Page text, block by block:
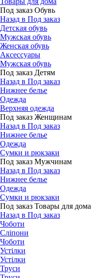
Под заказ Обувь
Назад в Под заказ
Детская обувь
Мужская обувь
Женская обувь
Аксессуары
Мужская обувь
Под заказ Детям
Назад в Под заказ
Нижнее белье
Одежда
Верхняя одежда
Под заказ Женщинам
Назад в Под заказ
Нижнее белье
Одежда
Сумки и рюкзаки
Под заказ Мужчинам
Назад в Под заказ
Нижнее белье
Одежда
Сумки и рюкзаки
Под заказ Товары для дома
Назад в Под заказ
Чоботи
Сліпони
Чоботи
Устілки
Устілки
Труси